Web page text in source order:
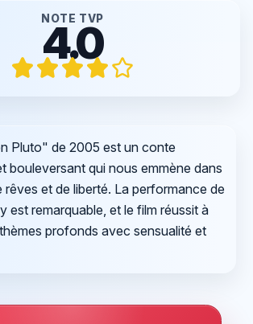
NOTE TVP
4.0
Pluto" de 2005 est un conte
bouleversant qui nous emmène dans
rêves et de liberté. La performance de
est remarquable, et le film réussit à
profonds avec sensualité et